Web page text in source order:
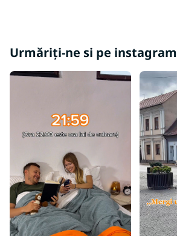
Covoare crem
Covoare mov
Covoare portocalii
Covoare 60x100
Covoare 60x120
Covoare 80x150
Covoare 80x200
Covoare 80x300
Covoare 90x200
Covoare 100x200
Covoare 120x160
Urmăriți-ne si pe instagram